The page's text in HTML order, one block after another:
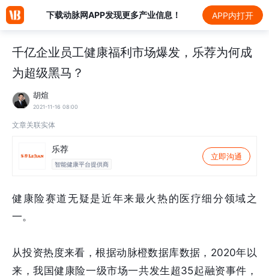
下载动脉网APP发现更多产业信息！ APP内打开
千亿企业员工健康福利市场爆发，乐荐为何成
为超级黑马？
胡煊
2021-11-16 08:00
文章关联实体
乐荐
智能健康平台提供商
立即沟通
健康险赛道无疑是近年来最火热的医疗细分领域之
一。
从投资热度来看，根据动脉橙数据库数据，2020年以
来，我国健康险一级市场一共发生超35起融资事件，